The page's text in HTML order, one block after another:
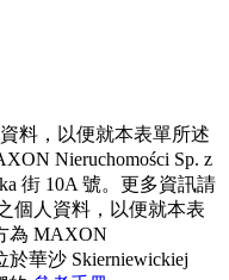
料，以便就本表單所述
Nieruchomości Sp. z
街 10A 號。更多資訊請
個人資料，以便就本表
為 MAXON
於華沙 Skierniewickiej